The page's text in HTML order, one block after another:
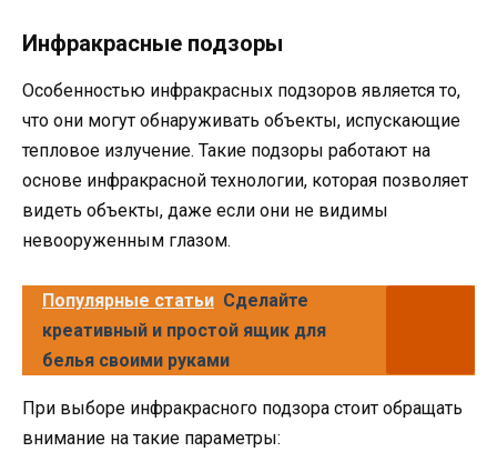
Инфракрасные подзоры
Особенностью инфракрасных подзоров является то,
что они могут обнаруживать объекты, испускающие
тепловое излучение. Такие подзоры работают на
основе инфракрасной технологии, которая позволяет
видеть объекты, даже если они не видимы
невооруженным глазом.
Популярные статьи Сделайте
креативный и простой ящик для
белья своими руками
При выборе инфракрасного подзора стоит обращать
внимание на такие параметры: